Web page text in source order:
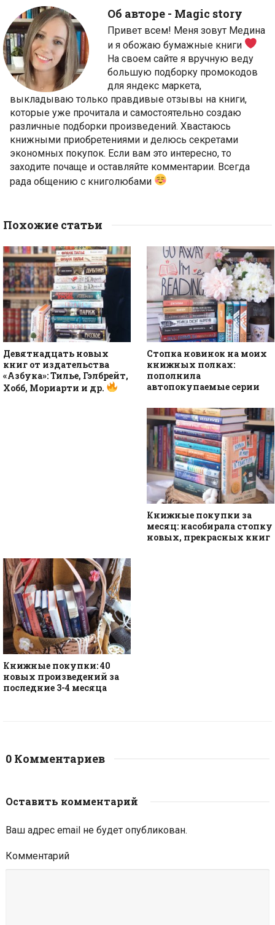
Об авторе - Magic story
Привет всем! Меня зовут Медина
и я обожаю бумажные книги
На своем сайте я вручную веду
большую подборку промокодов
для яндекс маркета,
выкладываю только правдивые отзывы на книги,
которые уже прочитала и самостоятельно создаю
различные подборки произведений. Хвастаюсь
книжными приобретениями и делюсь секретами
экономных покупок. Если вам это интересно, то
заходите почаще и оставляйте комментарии. Всегда
рада общению с книголюбами
Похожие статьи
Девятнадцать новых
книг от издательства
«Азбука»: Тилье, Гэлбрейт,
Хобб, Мориарти и др.
Стопка новинок на моих
книжных полках:
пополнила
автопокупаемые серии
Книжные покупки за
месяц: насобирала стопку
новых, прекрасных книг
Книжные покупки: 40
новых произведений за
последние 3-4 месяца
0 Комментариев
Оставить комментарий
Ваш адрес email не будет опубликован.
Комментарий